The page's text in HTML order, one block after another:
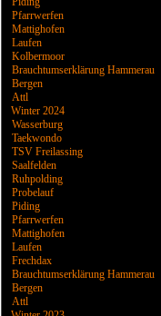
Pfarrwerfen
Mattighofen
Laufen
Kolbermoor
Brauchtumserklärung Hammerau
Bergen
Attl
Winter 2024
Wasserburg
Taekwondo
TSV Freilassing
Saalfelden
Ruhpolding
Probelauf
Piding
Pfarrwerfen
Mattighofen
Laufen
Frechdax
Brauchtumserklärung Hammerau
Bergen
Attl